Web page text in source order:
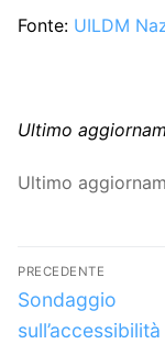
Fonte: UILDM
Ultimo
Ultimo
articoli
PRECEDENTE
Articolo
precedente:
Sondaggio